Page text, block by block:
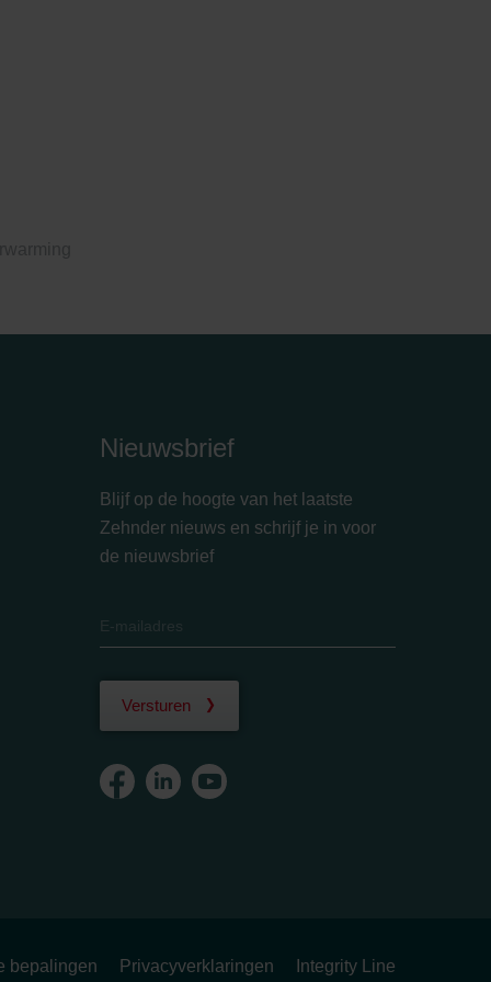
Nieuwsbrief
Blijf op de hoogte van het laatste
Zehnder nieuws en schrijf je in voor
de nieuwsbrief
Versturen
bepalingen Privacyverklaringen Integrity Line